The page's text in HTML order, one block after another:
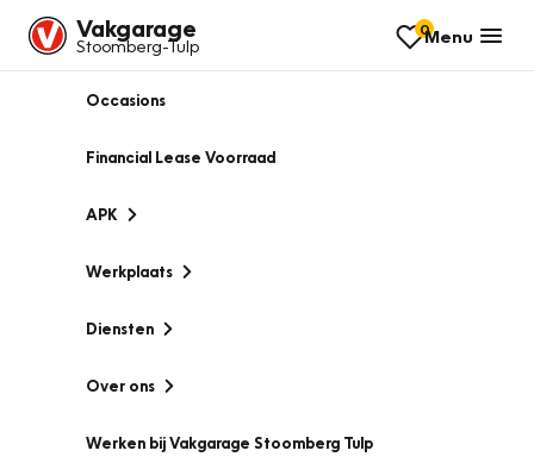
Vakgarage
Stoomberg-Tulp
0Menu
Occasions
Financial Lease Voorraad
APK
Werkplaats
Diensten
Over ons
Werken bij Vakgarage Stoomberg Tulp